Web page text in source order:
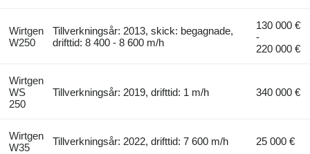
Wirtgen
W250
Tillverkningsår: 2013, skick: begagnade,
drifttid: 8 400 - 8 600 m/h
130 000 €
-
220 000 €
Wirtgen
WS
250
Tillverkningsår: 2019, drifttid: 1 m/h 340 000 €
Wirtgen
W35
Tillverkningsår: 2022, drifttid: 7 600 m/h 25 000 €